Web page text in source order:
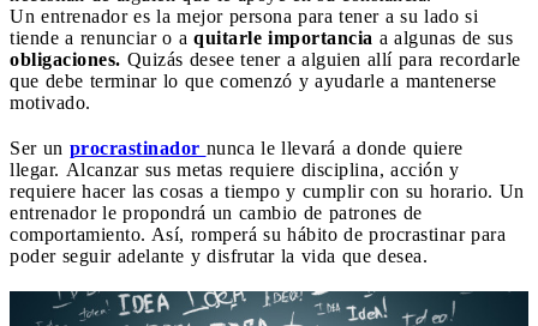
Un entrenador es la mejor persona para tener a su lado si
tiende a renunciar o a quitarle importancia a algunas de sus
obligaciones. Quizás desee tener a alguien allí para recordarle
que debe terminar lo que comenzó y ayudarle a mantenerse
motivado.
Ser un procrastinador nunca le llevará a donde quiere
llegar. Alcanzar sus metas requiere disciplina, acción y
requiere hacer las cosas a tiempo y cumplir con su horario. Un
entrenador le propondrá un cambio de patrones de
comportamiento. Así, romperá su hábito de procrastinar para
poder seguir adelante y disfrutar la vida que desea.